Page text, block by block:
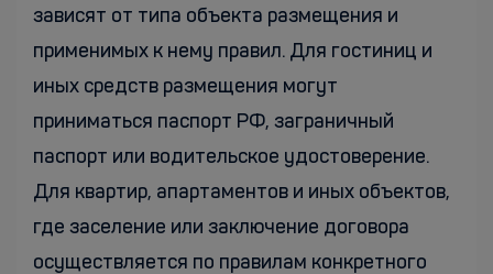
зависят от типа объекта размещения и
применимых к нему правил. Для гостиниц и
иных средств размещения могут
приниматься паспорт РФ, заграничный
паспорт или водительское удостоверение.
Для квартир, апартаментов и иных объектов,
где заселение или заключение договора
осуществляется по правилам конкретного